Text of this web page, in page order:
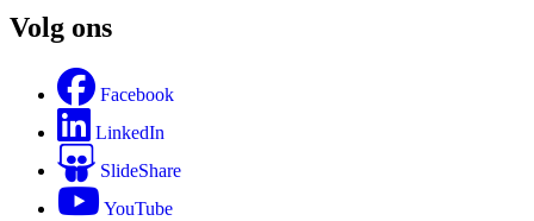
Volg ons
Facebook
LinkedIn
SlideShare
YouTube